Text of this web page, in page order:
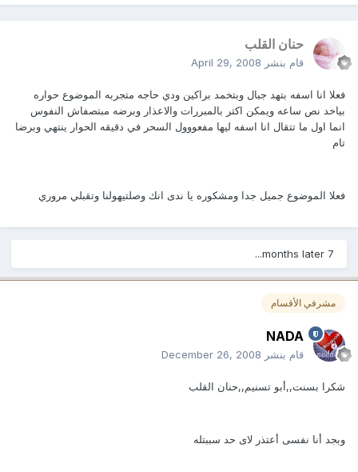
حنان القلب
قام بنشر April 29, 2008
فعلا انا اسفه بتهد جبال وبتخمد براكين ودي حاجه متجربه الموضوع حواره
بياخد نص ساعه ويمكن اكتر بالمبررات والاعذار وبرضه مبتصفاش النفوس
انما اول ما تتقال انا اسفه ليها مفعووول السحر في دقيقه الحوار ينتهي وبرضا
تام
فعلا الموضوع جميل جدا ومشكوره يا ندى انك وصلتيهولنا وتقبلي مروري
7 months later...
مشرفي الأقسام
NADA
قام بنشر December 26, 2008
شكرا بسنت,,أبو تسنيم,,حنان القلب
وبجد أنا نفسى أعتذر لاى حد سببتله